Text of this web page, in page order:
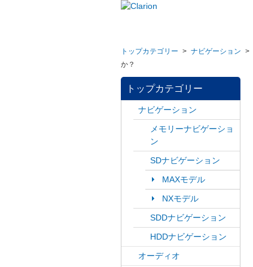
トップカテゴリー > ナビゲーション >
か？
トップカテゴリー
ナビゲーション
メモリーナビゲーショ
ン
SDナビゲーション
MAXモデル
NXモデル
SDDナビゲーション
HDDナビゲーション
オーディオ